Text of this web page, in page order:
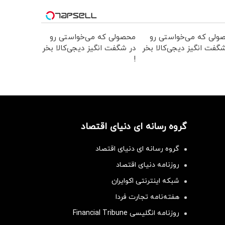
که می‌خواستی رو
انگیز دیجی‌کالا بخر
محصولی که می‌خواستی رو
در شگفت انگیز دیجی‌کالا بخر
!
گروه رسانه ای دنیای اقتصاد
گروه رسانه ای دنیای اقتصاد
روزنامه دنیای اقتصاد
شبکه اینترنتی اکوایران
هفته‌نامه تجارت فردا
روزنامه انگلیسی Financial Tribune